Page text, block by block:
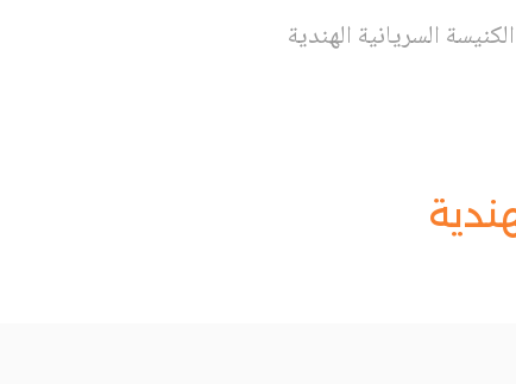
السريانية الهندية